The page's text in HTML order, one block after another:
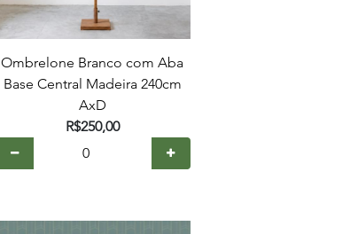
Ombrelone Branco com Aba
Base Central Madeira 240cm
AxD
R$250,00